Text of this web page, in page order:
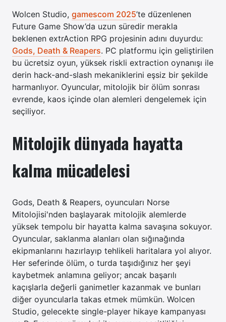
Wolcen Studio, gamescom 2025’te düzenlenen
Future Game Show’da uzun süredir merakla
beklenen extrAction RPG projesinin adını duyurdu:
Gods, Death & Reapers. PC platformu için geliştirilen
bu ücretsiz oyun, yüksek riskli extraction oynanışı ile
derin hack-and-slash mekaniklerini eşsiz bir şekilde
harmanlıyor. Oyuncular, mitolojik bir ölüm sonrası
evrende, kaos içinde olan alemleri dengelemek için
seçiliyor.
Mitolojik dünyada hayatta
kalma mücadelesi
Gods, Death & Reapers, oyuncuları Norse
Mitolojisi'nden başlayarak mitolojik alemlerde
yüksek tempolu bir hayatta kalma savaşına sokuyor.
Oyuncular, saklanma alanları olan sığınağında
ekipmanlarını hazırlayıp tehlikeli haritalara yol alıyor.
Her seferinde ölüm, o turda taşıdığınız her şeyi
kaybetmek anlamına geliyor; ancak başarılı
kaçışlarla değerli ganimetler kazanmak ve bunları
diğer oyuncularla takas etmek mümkün. Wolcen
Studio, gelecekte single-player hikaye kampanyası